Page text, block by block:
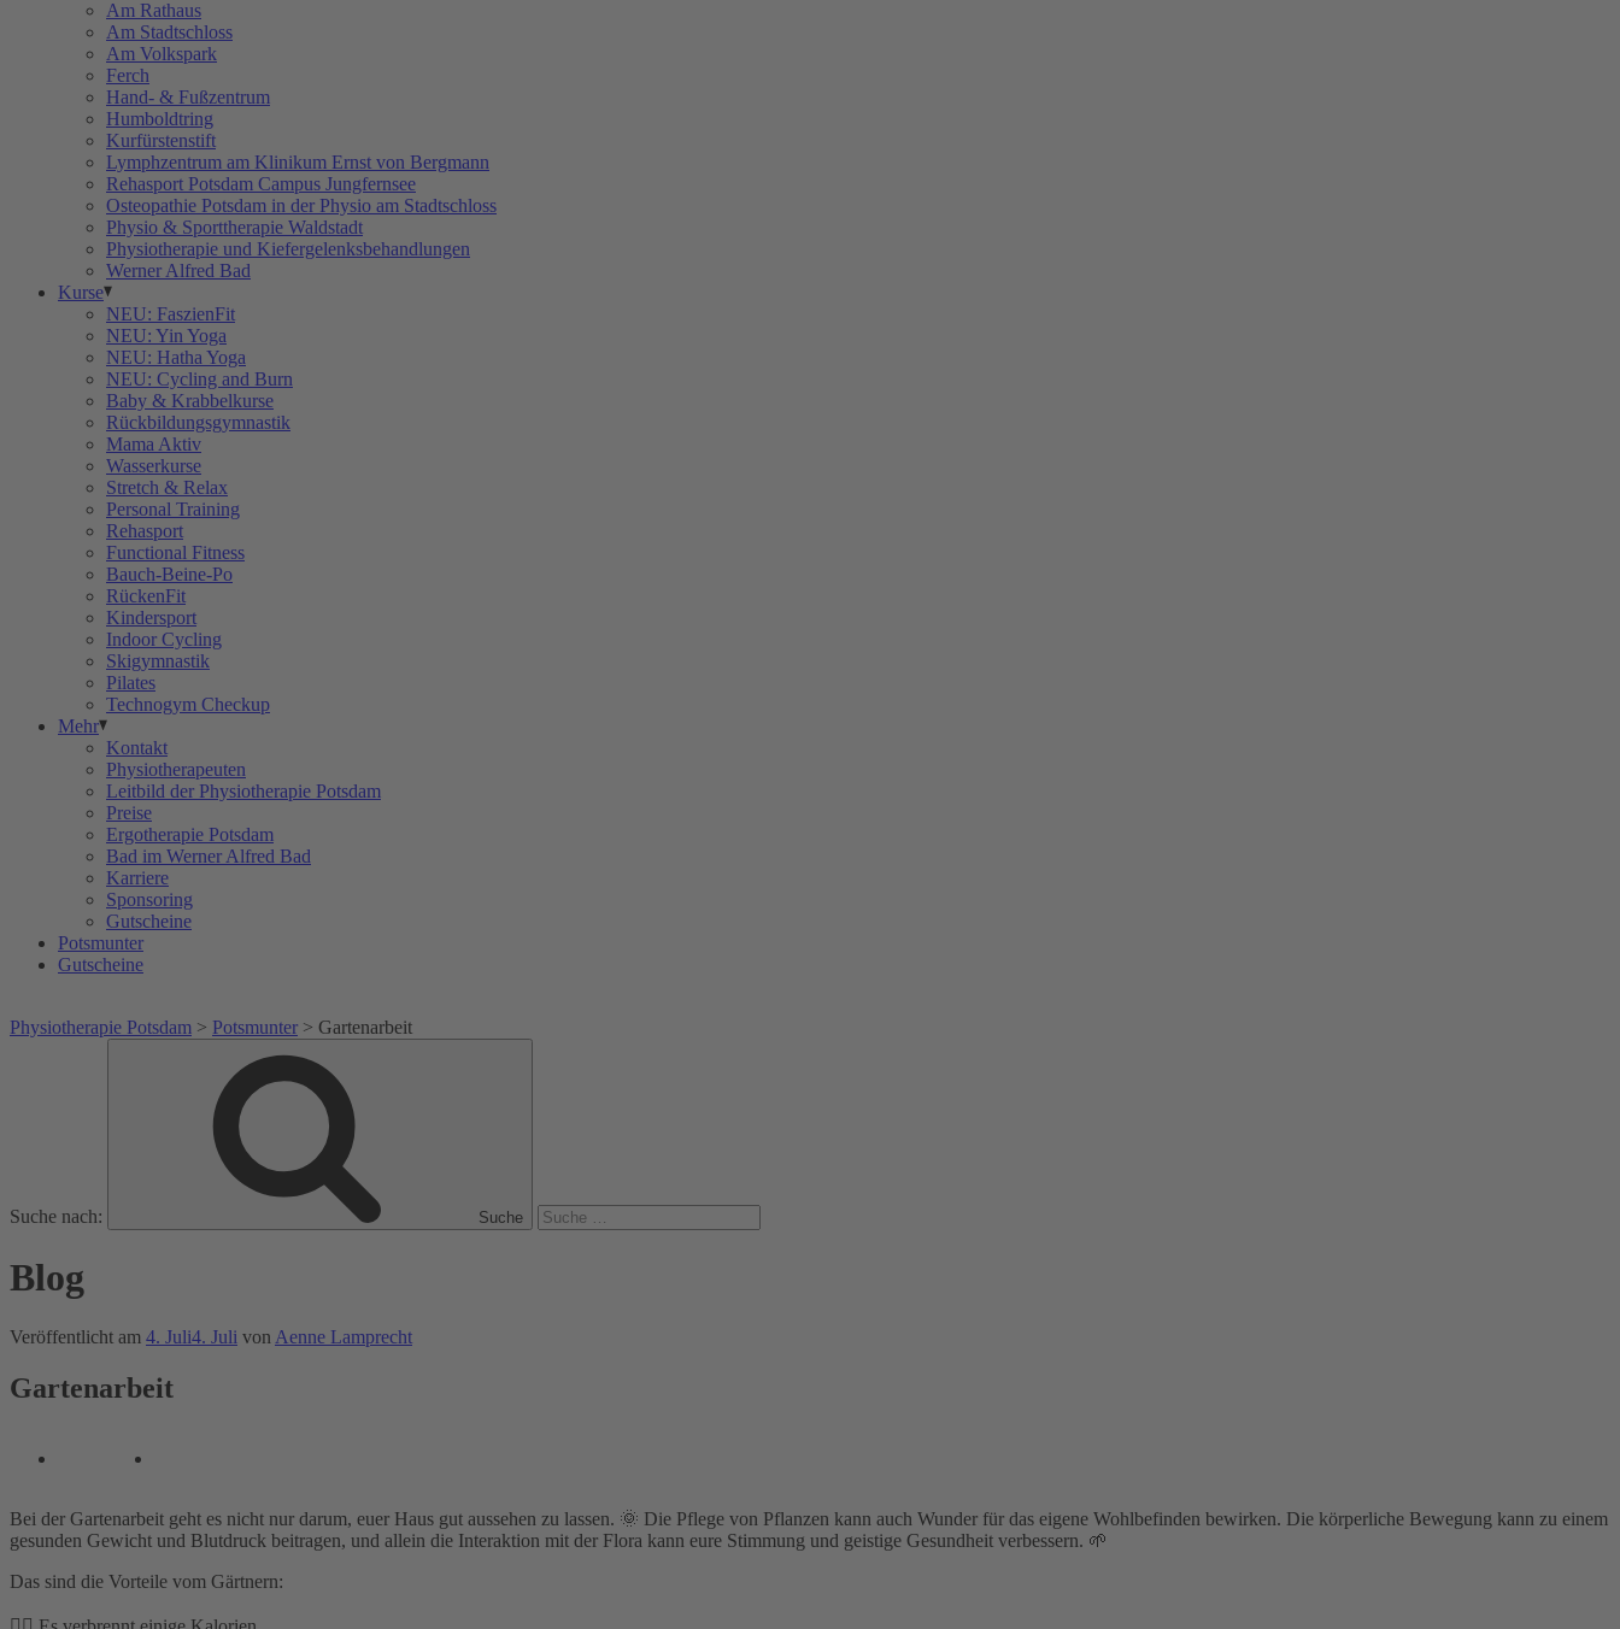
Am Rathaus
Am Stadtschloss
Am Volkspark
Ferch
Hand- & Fußzentrum
Humboldtring
Kurfürstenstift
Lymphzentrum am Klinikum Ernst von Bergmann
Rehasport Potsdam Campus Jungfernsee
Osteopathie Potsdam in der Physio am Stadtschloss
Physio & Sporttherapie Waldstadt
Physiotherapie und Kiefergelenksbehandlungen
Werner Alfred Bad
Kurse
NEU: FaszienFit
NEU: Yin Yoga
NEU: Hatha Yoga
NEU: Cycling and Burn
Baby & Krabbelkurse
Rückbildungsgymnastik
Mama Aktiv
Wasserkurse
Stretch & Relax
Personal Training
Rehasport
Functional Fitness
Bauch-Beine-Po
RückenFit
Kindersport
Indoor Cycling
Skigymnastik
Pilates
Technogym Checkup
Mehr
Kontakt
Physiotherapeuten
Leitbild der Physiotherapie Potsdam
Preise
Ergotherapie Potsdam
Bad im Werner Alfred Bad
Karriere
Sponsoring
Gutscheine
Potsmunter
Gutscheine
Physiotherapie Potsdam > Potsmunter > Gartenarbeit
Suche nach: Suche
Blog
Veröffentlicht am 4. Juli4. Juli von Aenne Lamprecht
Gartenarbeit
Bei der Gartenarbeit geht es nicht nur darum, euer Haus gut aussehen zu lassen. 🌞 Die Pflege von Pflanzen kann auch Wunder für das eigene Wohlbefinden bewirken. Die körperliche Bewegung kann zu einem
gesunden Gewicht und Blutdruck beitragen, und allein die Interaktion mit der Flora kann eure Stimmung und geistige Gesundheit verbessern. 🌱
Das sind die Vorteile vom Gärtnern: